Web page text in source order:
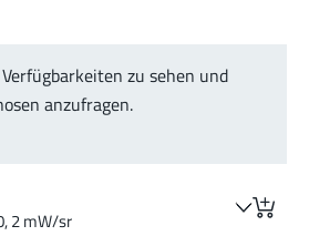
zu sehen und
anzufragen.
2 mW/sr